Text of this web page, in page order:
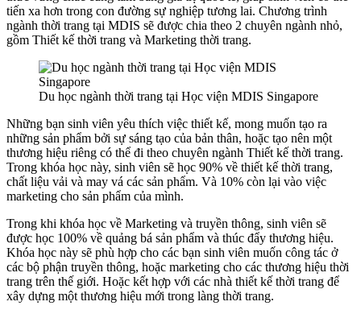
tiến xa hơn trong con đường sự nghiệp tương lai. Chương trình
ngành thời trang tại MDIS sẽ được chia theo 2 chuyên ngành nhỏ,
gồm Thiết kế thời trang và Marketing thời trang.
Du học ngành thời trang tại Học viện MDIS Singapore
Những bạn sinh viên yêu thích việc thiết kế, mong muốn tạo ra
những sản phẩm bởi sự sáng tạo của bản thân, hoặc tạo nên một
thương hiệu riêng có thể đi theo chuyên ngành Thiết kế thời trang.
Trong khóa học này, sinh viên sẽ học 90% về thiết kế thời trang,
chất liệu vải và may vá các sản phẩm. Và 10% còn lại vào việc
marketing cho sản phẩm của mình.
Trong khi khóa học về Marketing và truyền thông, sinh viên sẽ
được học 100% về quảng bá sản phẩm và thúc đẩy thương hiệu.
Khóa học này sẽ phù hợp cho các bạn sinh viên muốn công tác ở
các bộ phận truyền thông, hoặc marketing cho các thương hiệu thời
trang trên thế giới. Hoặc kết hợp với các nhà thiết kế thời trang để
xây dựng một thương hiệu mới trong làng thời trang.